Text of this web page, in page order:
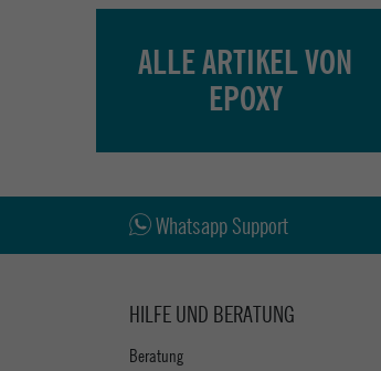
ALLE ARTIKEL VON
EPOXY
Whatsapp Support
HILFE UND BERATUNG
Beratung